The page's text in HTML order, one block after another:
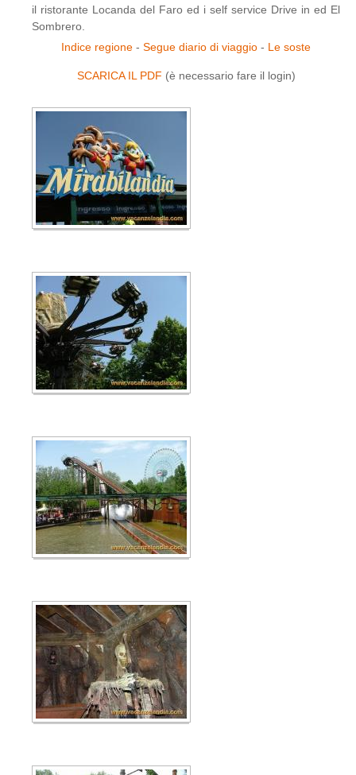
il ristorante Locanda del Faro ed i self service Drive in ed El
Sombrero.
Indice regione - Segue diario di viaggio - Le soste
SCARICA IL PDF (è necessario fare il login)